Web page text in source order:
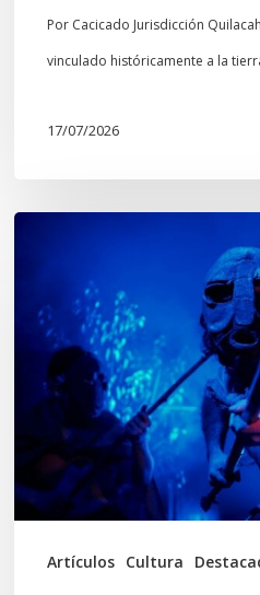
culturales
Mapuche»
Por Cacicado Jurisdicción
vinculado históricamente a la
17/07/2026
Artículos Cultura
tiempos
Wiñoy
Tripantü,
KOLLONG
impacta
la
cultura